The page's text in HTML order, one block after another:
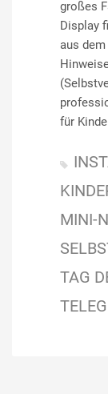
großes
Display
aus dem
für
MINI-
TAG